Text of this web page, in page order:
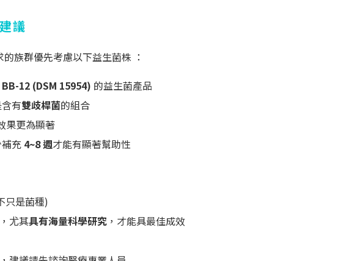
議
族群優先考慮以下益生菌株 ：
BB-12 (DSM 15954) 的益生菌產品
有雙歧桿菌的組合
果更為顯著
充 4~8 週才能有顯著幫助性
只是菌種)
尤其具有海量科學研究 ，才能具最佳成效